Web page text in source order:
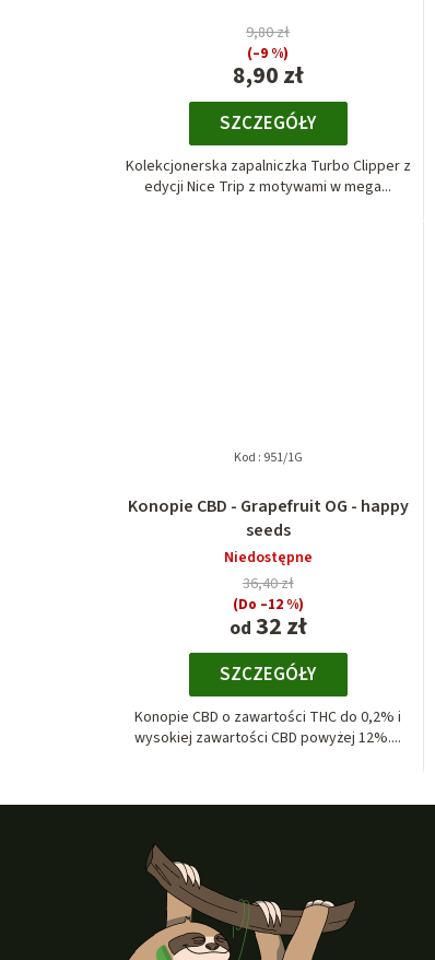
8,90 zł
9,80 zł
(–9 %)
SZCZEGÓŁY
Kolekcjonerska zapalniczka Turbo Clipper z
edycji Nice Trip z motywami w mega...
Konopie CBD - Grapefruit OG - happy
seeds
Niedostępne
od 32 zł
36,40 zł
(Do –12 %)
SZCZEGÓŁY
Konopie CBD o zawartości THC do 0,2% i
wysokiej zawartości CBD powyżej 12%....
Kod : 951/1G